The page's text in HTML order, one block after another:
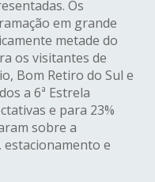
Os
em grande
metade do
os visitantes de
Bom Retiro do Sul e
a 6ª Estrela
e para 23%
sobre a
e